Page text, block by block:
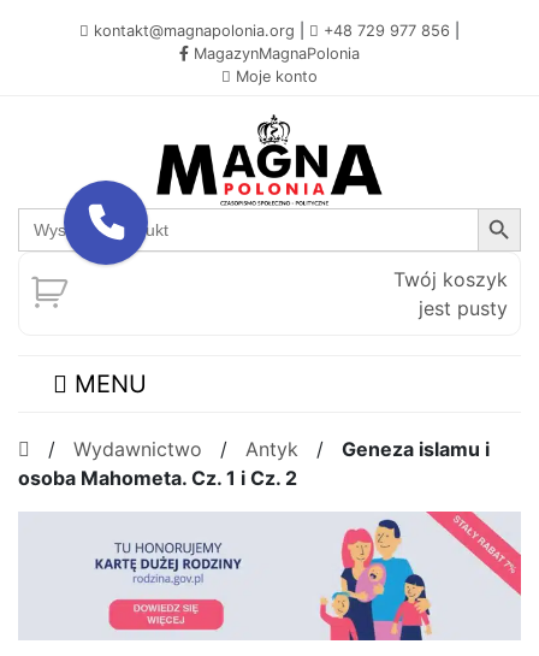
kontakt@magnapolonia.org +48 729 977 856
MagazynMagnaPolonia
Moje konto
Search
for:
Search Button
Twój koszyk
jest pusty
MENU
/ Wydawnictwo / Antyk / Geneza islamu i
osoba Mahometa. Cz. 1 i Cz. 2